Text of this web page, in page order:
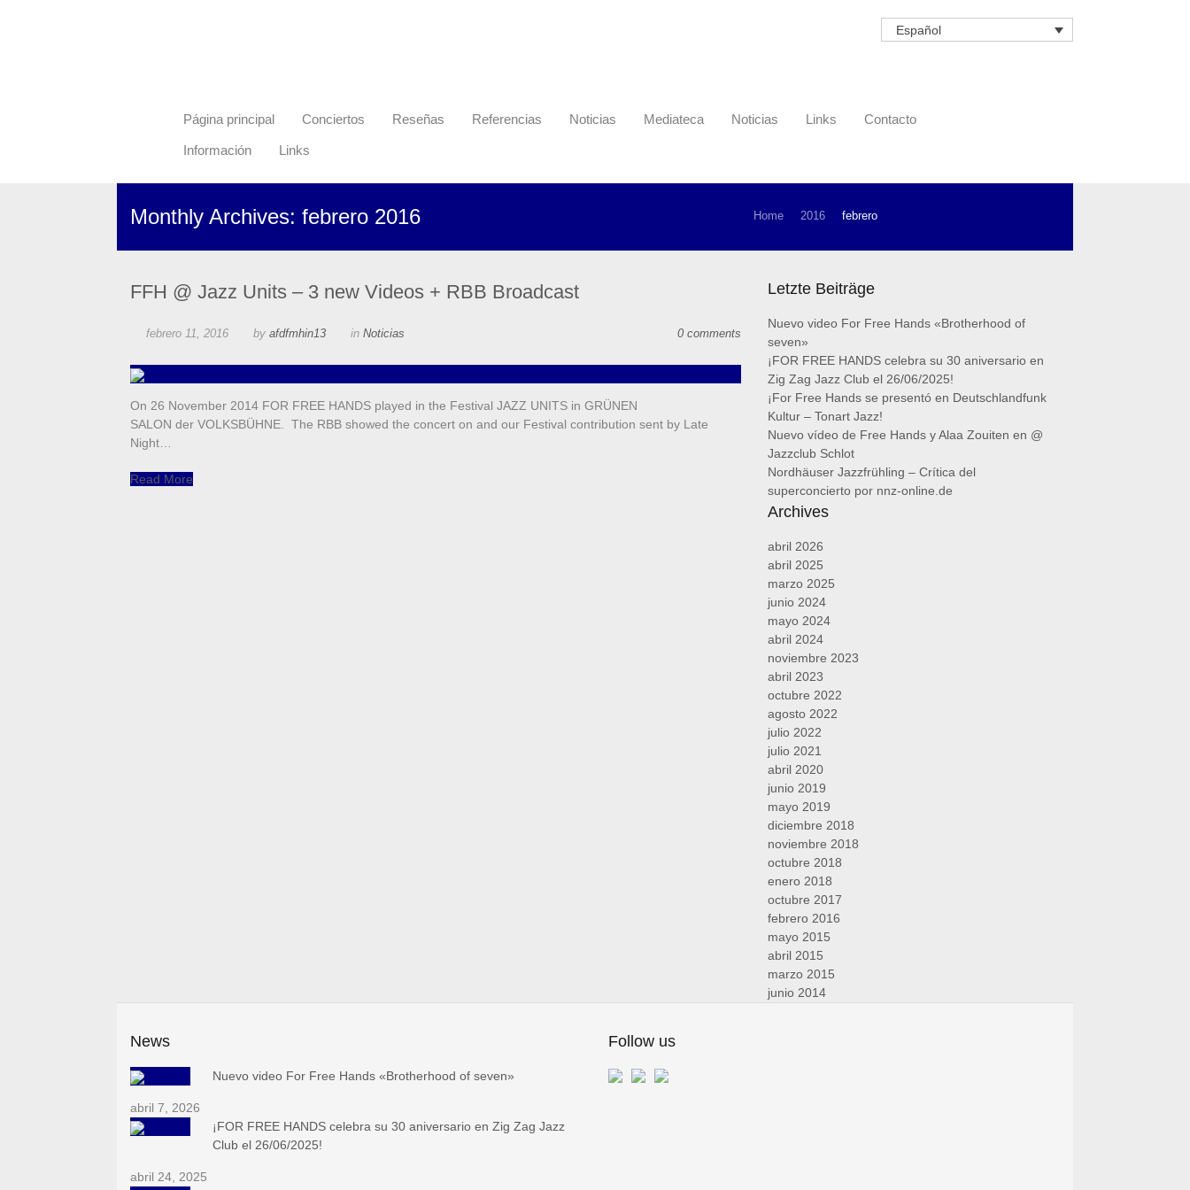
Español
Página principal Conciertos Reseñas Referencias Noticias Mediateca Noticias Links Contacto
Información Links
Monthly Archives: febrero 2016 Home 2016 febrero
FFH @ Jazz Units – 3 new Videos + RBB Broadcast
febrero 11, 2016 by afdfmhin13 in Noticias 0 comments
On 26 November 2014 FOR FREE HANDS played in the Festival JAZZ UNITS in GRÜNEN
SALON der VOLKSBÜHNE. The RBB showed the concert on and our Festival contribution sent by Late
Night…
Read More
Letzte Beiträge
Nuevo video For Free Hands «Brotherhood of
seven»
¡FOR FREE HANDS celebra su 30 aniversario en
Zig Zag Jazz Club el 26/06/2025!
¡For Free Hands se presentó en Deutschlandfunk
Kultur – Tonart Jazz!
Nuevo vídeo de Free Hands y Alaa Zouiten en @
Jazzclub Schlot
Nordhäuser Jazzfrühling – Crítica del
superconcierto por nnz-online.de
Archives
abril 2026
abril 2025
marzo 2025
junio 2024
mayo 2024
abril 2024
noviembre 2023
abril 2023
octubre 2022
agosto 2022
julio 2022
julio 2021
abril 2020
junio 2019
mayo 2019
diciembre 2018
noviembre 2018
octubre 2018
enero 2018
octubre 2017
febrero 2016
mayo 2015
abril 2015
marzo 2015
junio 2014
News
Nuevo video For Free Hands «Brotherhood of seven»
abril 7, 2026
¡FOR FREE HANDS celebra su 30 aniversario en Zig Zag Jazz
Club el 26/06/2025!
abril 24, 2025
Follow us